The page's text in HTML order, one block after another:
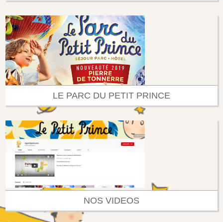
LE PARC DU PETIT PRINCE
NOS VIDEOS